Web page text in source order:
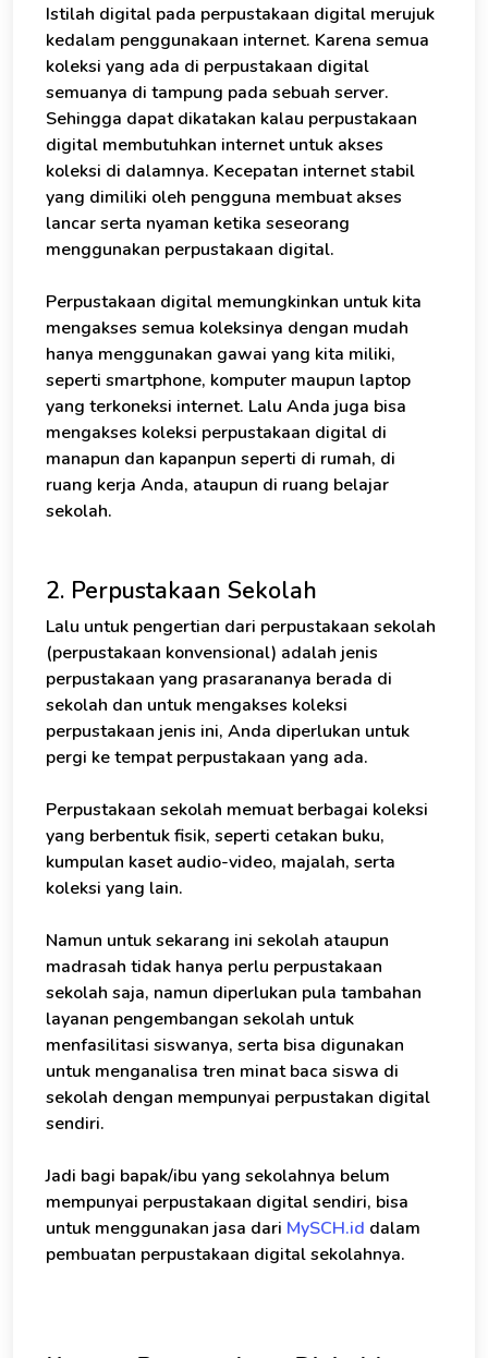
Istilah digital pada perpustakaan digital merujuk
kedalam penggunakaan internet. Karena semua
koleksi yang ada di perpustakaan digital
semuanya di tampung pada sebuah server.
Sehingga dapat dikatakan kalau perpustakaan
digital membutuhkan internet untuk akses
koleksi di dalamnya. Kecepatan internet stabil
yang dimiliki oleh pengguna membuat akses
lancar serta nyaman ketika seseorang
menggunakan perpustakaan digital.
Perpustakaan digital memungkinkan untuk kita
mengakses semua koleksinya dengan mudah
hanya menggunakan gawai yang kita miliki,
seperti smartphone, komputer maupun laptop
yang terkoneksi internet. Lalu Anda juga bisa
mengakses koleksi perpustakaan digital di
manapun dan kapanpun seperti di rumah, di
ruang kerja Anda, ataupun di ruang belajar
sekolah.
2. Perpustakaan Sekolah
Lalu untuk pengertian dari perpustakaan sekolah
(perpustakaan konvensional) adalah jenis
perpustakaan yang prasarananya berada di
sekolah dan untuk mengakses koleksi
perpustakaan jenis ini, Anda diperlukan untuk
pergi ke tempat perpustakaan yang ada.
Perpustakaan sekolah memuat berbagai koleksi
yang berbentuk fisik, seperti cetakan buku,
kumpulan kaset audio-video, majalah, serta
koleksi yang lain.
Namun untuk sekarang ini sekolah ataupun
madrasah tidak hanya perlu perpustakaan
sekolah saja, namun diperlukan pula tambahan
layanan pengembangan sekolah untuk
menfasilitasi siswanya, serta bisa digunakan
untuk menganalisa tren minat baca siswa di
sekolah dengan mempunyai perpustakan digital
sendiri.
Jadi bagi bapak/ibu yang sekolahnya belum
mempunyai perpustakaan digital sendiri, bisa
untuk menggunakan jasa dari MySCH.id dalam
pembuatan perpustakaan digital sekolahnya.